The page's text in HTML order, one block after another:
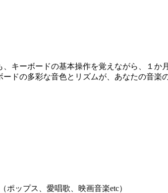
キーボードの基本操作を覚えながら、１か
ドの多彩な音色とリズムが、あなたの音楽
ップス、愛唱歌、映画音楽etc）